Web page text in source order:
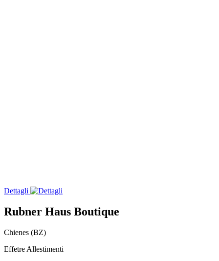
Dettagli
Rubner Haus Boutique
Chienes (BZ)
Effetre Allestimenti